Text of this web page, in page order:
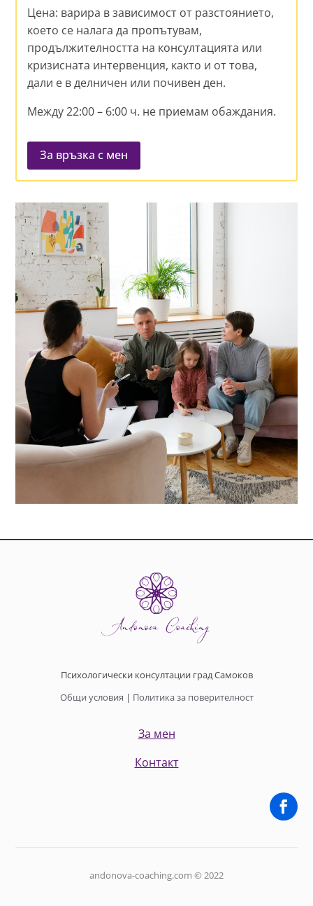
Цена: варира в зависимост от разстоянието,
което се налага да пропътувам,
продължителността на консултацията или
кризисната интервенция, както и от това,
дали е в делничен или почивен ден.
Между 22:00 – 6:00 ч. не приемам обаждания.
За връзка с мен
Психологически консултации град Самоков
Общи условия | Политика за поверителност
За мен
Контакт
andonova-coaching.com © 2022